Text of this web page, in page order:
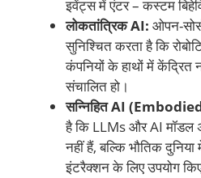
इवेंट्स में एंटर – कस्टम
लोकतांत्रिक AI: ओपन-
सुनिश्चित करता है कि
कंपनियों के हाथों में केंद्रित न
संचालित हो।
सन्निहित AI
है कि LLMs और AI मॉडल
नहीं हैं, बल्कि भौतिक दुनिया
इंटरैक्शन के लिए उपयोग